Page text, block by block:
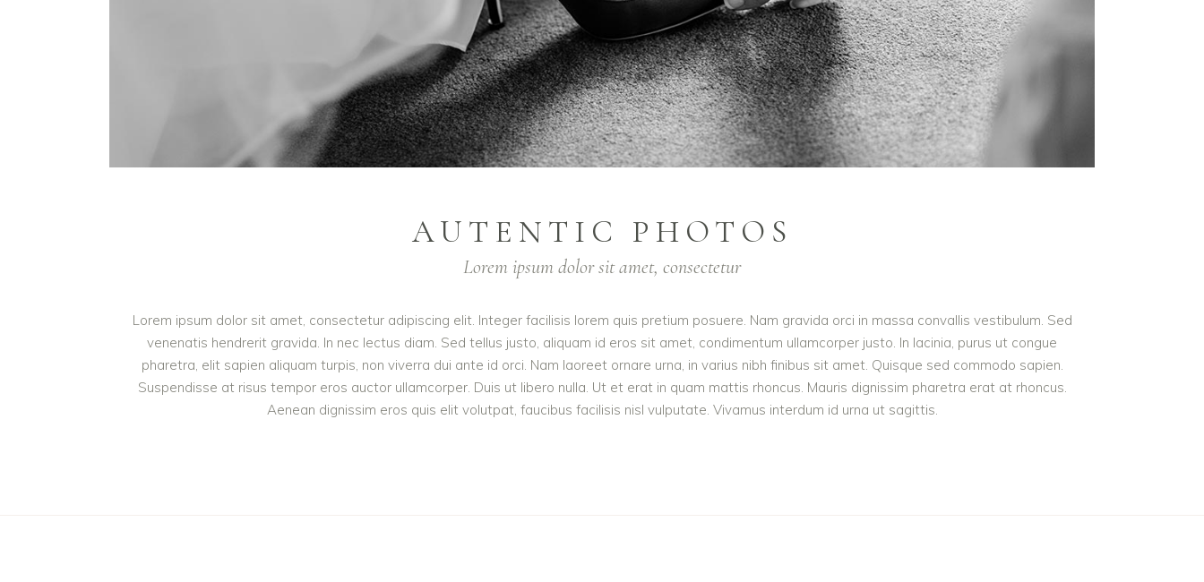
AUTENTIC PHOTOS
Lorem ipsum dolor sit amet, consectetur
Lorem ipsum dolor sit amet, consectetur adipiscing elit. Integer facilisis lorem quis pretium posuere. Nam gravida orci in massa convallis vestibulum. Sed
venenatis hendrerit gravida. In nec lectus diam. Sed tellus justo, aliquam id eros sit amet, condimentum ullamcorper justo. In lacinia, purus ut congue
pharetra, elit sapien aliquam turpis, non viverra dui ante id orci. Nam laoreet ornare urna, in varius nibh finibus sit amet. Quisque sed commodo sapien.
Suspendisse at risus tempor eros auctor ullamcorper. Duis ut libero nulla. Ut et erat in quam mattis rhoncus. Mauris dignissim pharetra erat at rhoncus.
Aenean dignissim eros quis elit volutpat, faucibus facilisis nisl vulputate. Vivamus interdum id urna ut sagittis.